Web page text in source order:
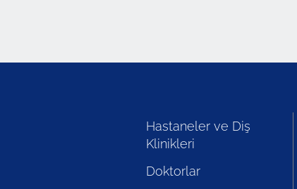
Hastaneler ve Diş
Klinikleri
Doktorlar